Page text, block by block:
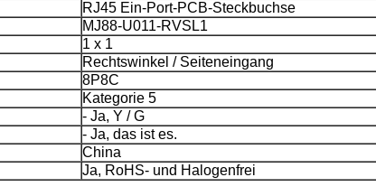
RJ45 Ein-Port-PCB-Steckbuchse
MJ88-U011-RVSL1
1 x 1
Rechtswinkel / Seiteneingang
8P8C
Kategorie 5
- Ja, Y / G
- Ja, das ist es.
China
Ja, RoHS- und Halogenfrei